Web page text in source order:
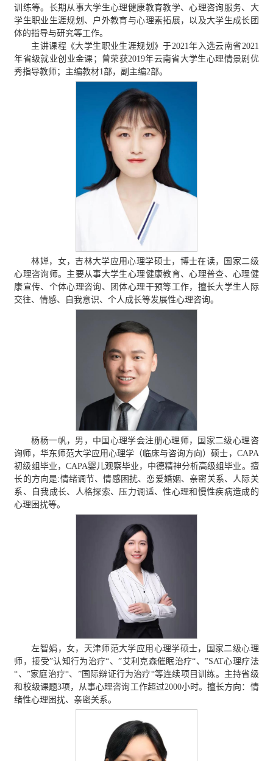
训练等。长期从事大学生心理健康教育教学、心理咨询服务、大
学生职业生涯规划、户外教育与心理素拓展，以及大学生成长团
体的指导与研究等工作。
主讲课程《大学生职业生涯规划》于2021年入选云南省2021
年省级就业创业金课；曾荣获2019年云南省大学生心理情景剧优
秀指导教师；主编教材1部，副主编2部。
林婵，女，吉林大学应用心理学硕士，博士在读，国家二级
心理咨询师。主要从事大学生心理健康教育、心理普查、心理健
康宣传、个体心理咨询、团体心理干预等工作，擅长大学生人际
交往、情感、自我意识、个人成长等发展性心理咨询。
杨杨一帆，男，中国心理学会注册心理师，国家二级心理咨
询师，华东师范大学应用心理学（临床与咨询方向）硕士，CAPA
初级组毕业，CAPA婴儿观察毕业，中德精神分析高级组毕业。擅
长的方向是:情绪调节、情感困扰、恋爱婚姻、亲密关系、人际关
系、自我成长、人格探索、压力调适、性心理和慢性疾病造成的
心理困扰等。
左智娟，女，天津师范大学应用心理学硕士，国家二级心理
师，接受”认知行为治疗“、”艾利克森催眠治疗“、”SAT心理疗法
“、”家庭治疗“、”国际辩证行为治疗“等连续项目训练。主持省级
和校级课题3项，从事心理咨询工作超过2000小时。擅长方向：情
绪性心理困扰、亲密关系。